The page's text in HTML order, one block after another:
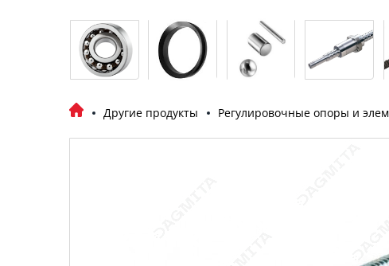
Другие продукты Регулировочные опоры и